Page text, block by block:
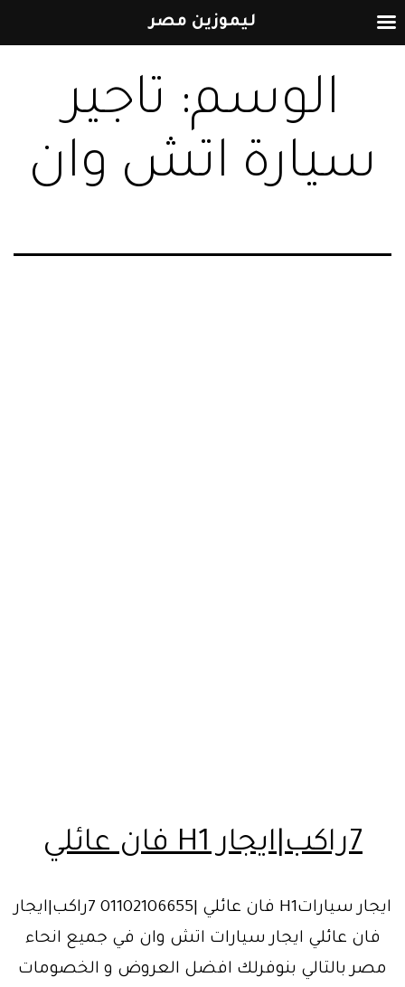
إلى
المحتوىالوسم: تاجير
سيارة اتش وان
7راكب|ايجار H1 فان عائلي
ايجار سياراتH1 فان عائلي |01102106655 7راكب|ايجار
فان عائلي ايجار سيارات اتش وان في جميع انحاء
مصر بالتالي بنوفرلك افضل العروض و الخصومات
ليموزين مصر